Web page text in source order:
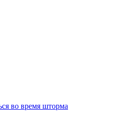
во время шторма